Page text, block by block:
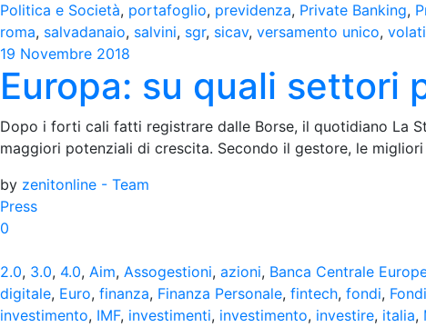
Politica e Società, portafoglio, previdenza, Private Banking,
roma, salvadanaio, salvini, sgr, sicav, versamento unico,
19 Novembre 2018
Europa: su quali settori
Dopo i forti cali fatti registrare dalle Borse, il quotidiano La
maggiori potenziali di crescita. Secondo il gestore, le
by zenitonline - Team
Press
0
2.0, 3.0, 4.0, Aim, Assogestioni, azioni, Banca Centrale
digitale, Euro, finanza, Finanza Personale, fintech, fondi,
investimento, IMF, investimenti, investimento, investire, italia,